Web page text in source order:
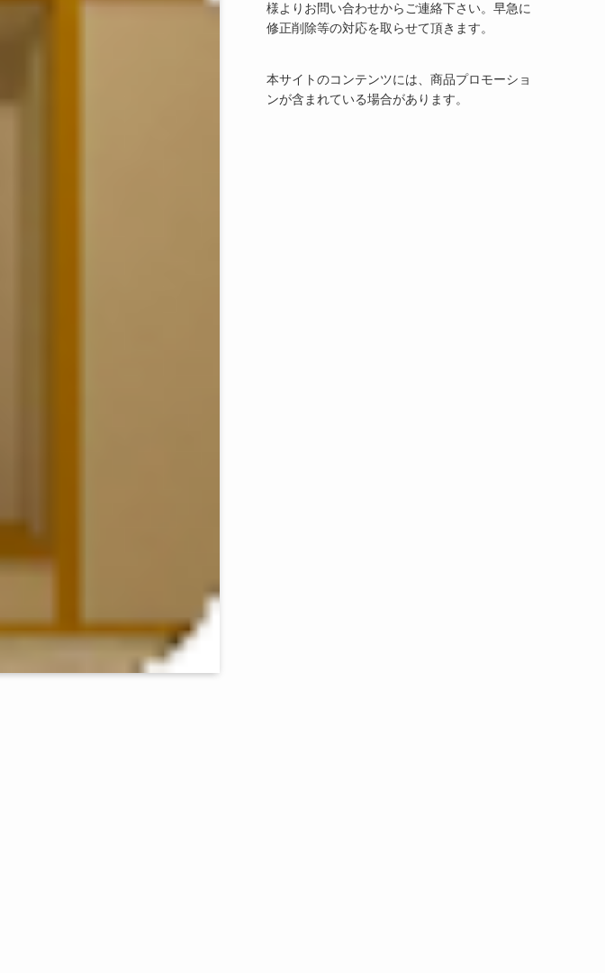
様よりお問い合わせからご連絡下さい。早急に
修正削除等の対応を取らせて頂きます。
本サイトのコンテンツには、商品プロモーショ
ンが含まれている場合があります。